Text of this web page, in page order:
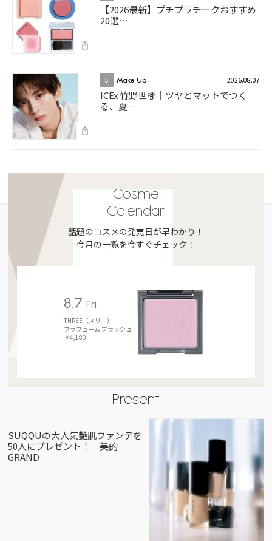
【2026最新】プチプラチークおすすめ
20選…
5 Make Up 2026.08.07
ICEx 竹野世梛｜ツヤとマットでつく
る、夏…
Cosme
Calendar
話題のコスメの発売日が早わかり！
今月の一覧を今すぐチェック！
8.7Fri
THREE（スリー）
フラフューム ブラッシュ
￥4,180
Present
SUQQUの大人気艶肌ファンデを
50人にプレゼント！｜美的
GRAND